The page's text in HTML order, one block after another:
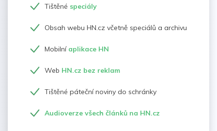
Tištěné speciály
Obsah webu HN.cz včetně speciálů a archivu
Mobilní aplikace HN
Web HN.cz bez reklam
Tištěné páteční noviny do schránky
Audioverze všech článků na HN.cz